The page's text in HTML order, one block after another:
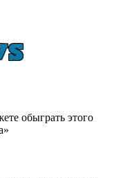
обыграть этого